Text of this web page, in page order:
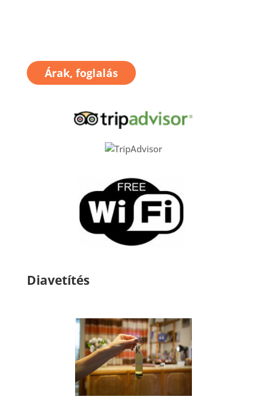
Árak, foglalás
Diavetítés